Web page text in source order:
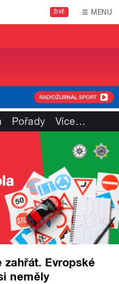
ŽIVĚ MENU
Pořady Více…
zahřát. Evropské
neměly